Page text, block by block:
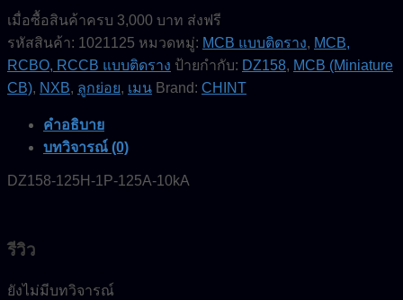
เมื่อซื้อสินค้าครบ 3,000 บาท ส่งฟรี
รหัสสินค้า: 1021125 หมวดหมู่: MCB แบบติดราง, MCB,
RCBO, RCCB แบบติดราง ป้ายกำกับ: DZ158, MCB (Miniature
CB), NXB, ลูกย่อย, เมน Brand: CHINT
คำอธิบาย
บทวิจารณ์ (0)
DZ158-125H-1P-125A-10kA
รีวิว
ยังไม่มีบทวิจารณ์